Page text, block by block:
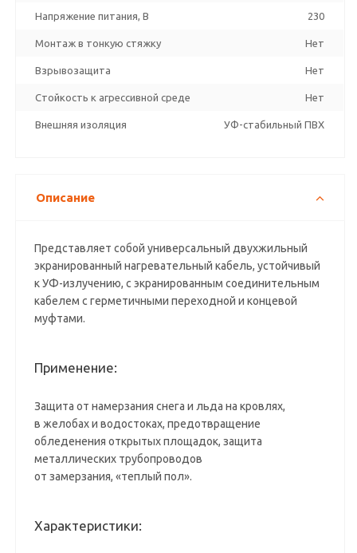
Напряжение питания, В 230
Монтаж в тонкую стяжку Нет
Взрывозащита Нет
Стойкость к агрессивной среде Нет
Внешняя изоляция УФ-стабильный ПВХ
Описание
Представляет собой универсальный двухжильный
экранированный нагревательный кабель, устойчивый
к УФ-излучению, с экранированным соединительным
кабелем с герметичными переходной и концевой
муфтами.
Применение:
Защита от намерзания снега и льда на кровлях,
в желобах и водостоках, предотвращение
обледенения открытых площадок, защита
металлических трубопроводов
от замерзания, «теплый пол».
Характеристики: